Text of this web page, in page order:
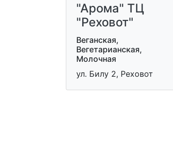
"Арома" ТЦ
"Реховот"
Веганская,
Вегетарианская,
Молочная
ул. Билу 2, Реховот